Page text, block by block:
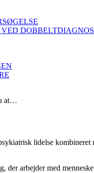
at…
lidelse
arbejder med